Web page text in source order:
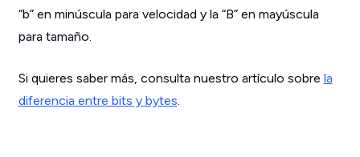
“b” en minúscula para velocidad y la “B” en mayúscula
para tamaño.
Si quieres saber más, consulta nuestro artículo sobre la
diferencia entre bits y bytes.